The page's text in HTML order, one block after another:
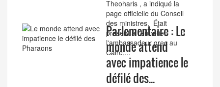
Theoharis , a indiqué la
page officielle du Conseil
des ministres. Était
présent à l'entretien
l'ambassadeur grec au
Caire,...
Parlementaire : Le
monde attend
avec impatience le
défilé des...